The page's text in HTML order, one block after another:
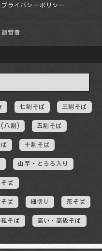
プライバシーポリシー
運営者
七割そば 三割そば
(八割) 五割そば
十割そば
山芋・とろろ入り
ば
ば 細切り 茶そば
そば 高い・高級そば